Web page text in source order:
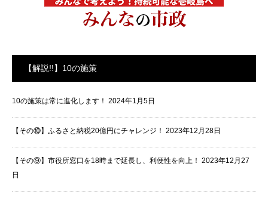
【解説!!】10の施策
10の施策は常に進化します！ 2024年1月5日
【その⑩】ふるさと納税20億円にチャレンジ！ 2023年12月28日
【その⑨】市役所窓口を18時まで延長し、利便性を向上！ 2023年12月27
日